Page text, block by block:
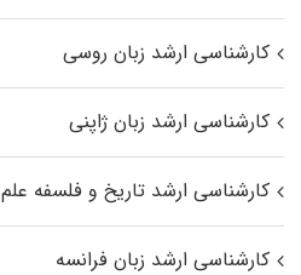
کارشناسی ارشد زبان روسی
کارشناسی ارشد زبان ژاپنی
کارشناسی ارشد تاریخ و فلسفه علم
کارشناسی ارشد زبان فرانسه